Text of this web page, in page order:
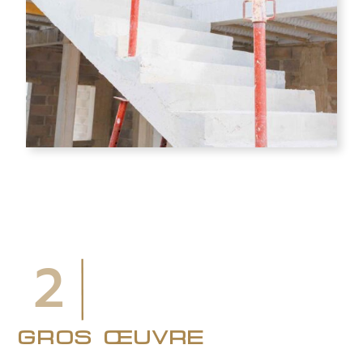
2
gros œuvre